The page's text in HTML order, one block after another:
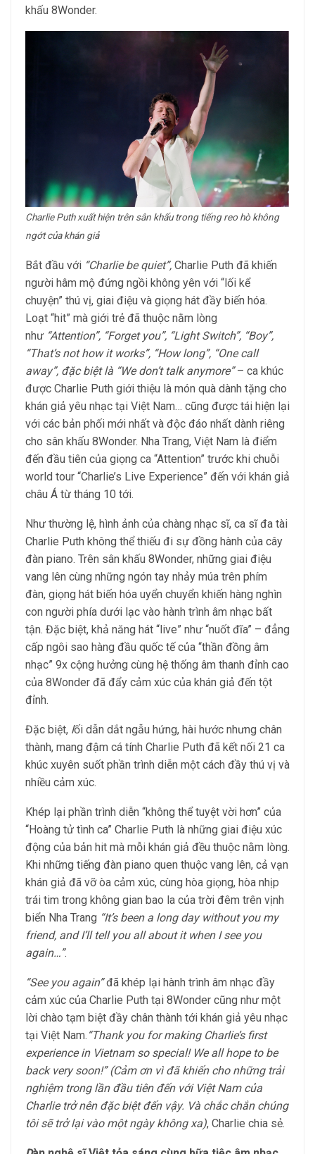
khấu 8Wonder.
Charlie Puth xuất hiện trên sân khấu trong tiếng reo hò không
ngớt của khán giả
Bắt đầu với “Charlie be quiet”, Charlie Puth đã khiến
người hâm mộ đứng ngồi không yên với “lối kể
chuyện” thú vị, giai điệu và giọng hát đầy biến hóa.
Loạt “hit” mà giới trẻ đã thuộc nằm lòng
như “Attention”, “Forget you”, “Light Switch”, “Boy”,
“That’s not how it works”, “How long”, “One call
away”, đặc biệt là “We don’t talk anymore”– ca khúc
được Charlie Puth giới thiệu là món quà dành tặng cho
khán giả yêu nhạc tại Việt Nam… cũng được tái hiện lại
với các bản phối mới nhất và độc đáo nhất dành riêng
cho sân khấu 8Wonder. Nha Trang, Việt Nam là điểm
đến đầu tiên của giọng ca “Attention” trước khi chuỗi
world tour “Charlie’s Live Experience” đến với khán giả
châu Á từ tháng 10 tới.
Như thường lệ, hình ảnh của chàng nhạc sĩ, ca sĩ đa tài
Charlie Puth không thể thiếu đi sự đồng hành của cây
đàn piano. Trên sân khấu 8Wonder, những giai điệu
vang lên cùng những ngón tay nhảy múa trên phím
đàn, giọng hát biến hóa uyển chuyển khiến hàng nghìn
con người phía dưới lạc vào hành trình âm nhạc bất
tận. Đặc biệt, khả năng hát “live” như “nuốt đĩa” – đẳng
cấp ngôi sao hàng đầu quốc tế của “thần đồng âm
nhạc” 9x cộng hưởng cùng hệ thống âm thanh đỉnh cao
của 8Wonder đã đẩy cảm xúc của khán giả đến tột
đỉnh.
Đặc biệt, lối dẫn dắt ngẫu hứng, hài hước nhưng chân
thành, mang đậm cá tính Charlie Puth đã kết nối 21 ca
khúc xuyên suốt phần trình diễn một cách đầy thú vị và
nhiều cảm xúc.
Khép lại phần trình diễn “không thể tuyệt vời hơn” của
“Hoàng tử tình ca” Charlie Puth là những giai điệu xúc
động của bản hit mà mỗi khán giả đều thuộc nằm lòng.
Khi những tiếng đàn piano quen thuộc vang lên, cả vạn
khán giả đã vỡ òa cảm xúc, cùng hòa giọng, hòa nhịp
trái tim trong không gian bao la của trời đêm trên vịnh
biển Nha Trang “It’s been a long day without you my
friend, and I’ll tell you all about it when I see you
again…”.
“See you again”đã khép lại hành trình âm nhạc đầy
cảm xúc của Charlie Puth tại 8Wonder cũng như một
lời chào tạm biệt đầy chân thành tới khán giả yêu nhạc
tại Việt Nam. “Thank you for making Charlie’s first
experience in Vietnam so special! We all hope to be
back very soon!” (Cảm ơn vì đã khiến cho những trải
nghiệm trong lần đầu tiên đến với Việt Nam của
Charlie trở nên đặc biệt đến vậy. Và chắc chắn chúng
tôi sẽ trở lại vào một ngày không xa), Charlie chia sẻ.